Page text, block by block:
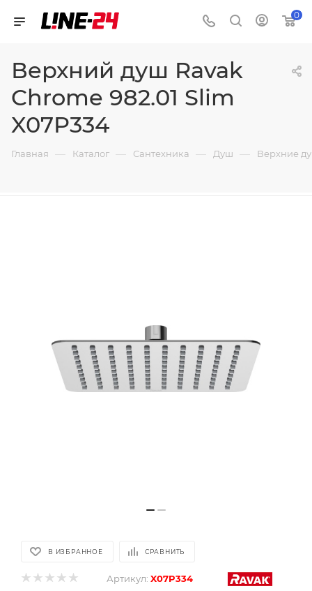
0
Верхний душ Ravak
Chrome 982.01 Slim
X07P334
Главная — Каталог — Сантехника — Душ — Верхние
В ИЗБРАННОЕ СРАВНИТЬ
Артикул: X07P334